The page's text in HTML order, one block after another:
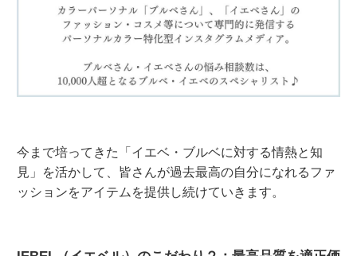
今まで培ってきた「イエベ・ブルベに対する情熱と知
見」を活かして、皆さんが過去最高の自分になれるファ
ッションをアイテムを提供し続けていきます。